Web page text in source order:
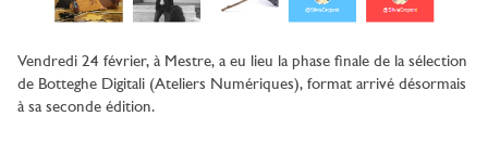
Vendredi 24 février, à Mestre, a eu lieu la phase finale de la sélection
de Botteghe Digitali (Ateliers Numériques), format arrivé désormais
à sa seconde édition.